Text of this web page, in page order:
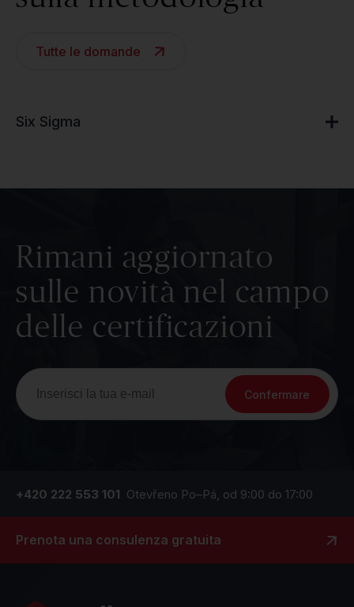
Tutte le domande
Six Sigma
Rimani aggiornato
sulle novità nel campo
delle certificazioni
Confermare
+420 222 553 101 Otevřeno Po–Pá, od 9:00 do 17:00
Prenota una consulenza gratuita